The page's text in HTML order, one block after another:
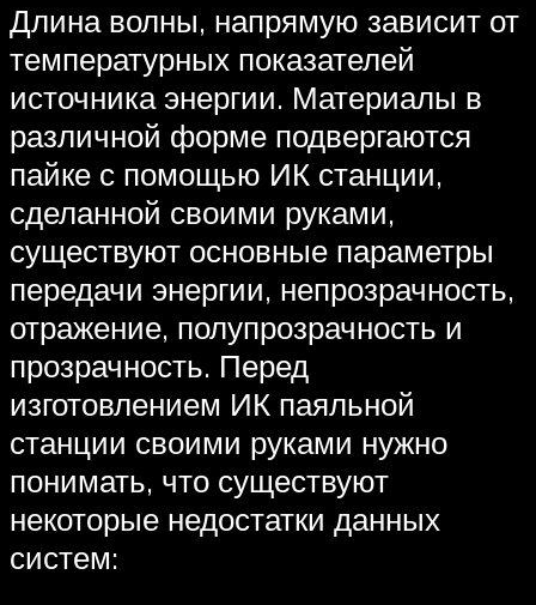
Длина волны, напрямую зависит от
температурных показателей
источника энергии. Материалы в
различной форме подвергаются
пайке с помощью ИК станции,
сделанной своими руками,
существуют основные параметры
передачи энергии, непрозрачность,
отражение, полупрозрачность и
прозрачность. Перед
изготовлением ИК паяльной
станции своими руками нужно
понимать, что существуют
некоторые недостатки данных
систем: